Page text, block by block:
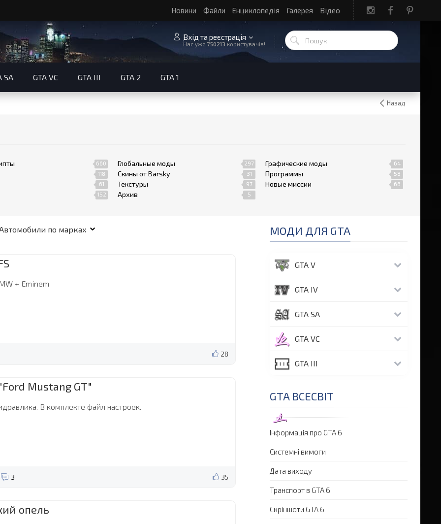
Новини Файли Енциклопедія Галерея Відео
Вхід та реєстрація
Нас уже 750213 користувачів!
SA GTA VC GTA III GTA 2 GTA 1
Назад
660 Глобальные моды 297 Графические моды
64
118
Скины от Barsky 31 Программы
58
61
Текстуры 97 Новые миссии
66
152
Архив 5
+ Eminem
28
Mustang GT"
В комплекте файл настроек.
35
3
опель
МОДИ ДЛЯ GTA
GTA V
GTA IV
GTA SA
GTA VC
GTA III
GTA ВСЕСВІТ
Інформація про GTA 6
Системні вимоги
Дата виходу
Транспорт в GTA 6
Скріншоти GTA 6